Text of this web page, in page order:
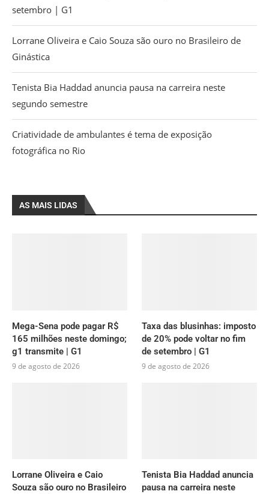
setembro | G1
Lorrane Oliveira e Caio Souza são ouro no Brasileiro de
Ginástica
Tenista Bia Haddad anuncia pausa na carreira neste
segundo semestre
Criatividade de ambulantes é tema de exposição
fotográfica no Rio
AS MAIS LIDAS
Mega-Sena pode pagar R$
165 milhões neste domingo;
g1 transmite | G1
9 de agosto de 2026
Taxa das blusinhas: imposto
de 20% pode voltar no fim
de setembro | G1
9 de agosto de 2026
Lorrane Oliveira e Caio
Souza são ouro no Brasileiro
Tenista Bia Haddad anuncia
pausa na carreira neste